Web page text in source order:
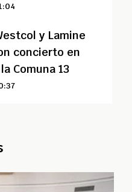
y Lamine
concierto en
Comuna 13